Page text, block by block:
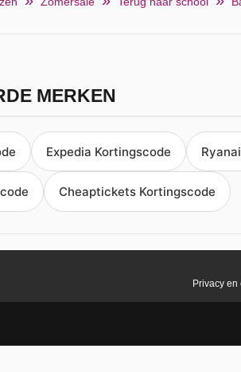
MERKEN
Expedia Kortingscode
Cheaptickets Kortingscode
Privacy en